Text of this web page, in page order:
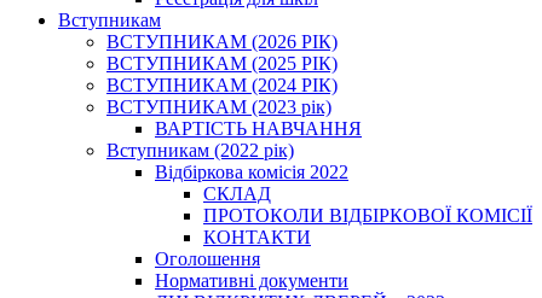
Вступникам
ВСТУПНИКАМ (2026 РІК)
ВСТУПНИКАМ (2025 РІК)
ВСТУПНИКАМ (2024 РІК)
ВСТУПНИКАМ (2023 рік)
ВАРТІСТЬ НАВЧАННЯ
Вступникам (2022 рік)
Відбіркова комісія 2022
СКЛАД
ПРОТОКОЛИ ВІДБІРКОВОЇ КОМІСІЇ
КОНТАКТИ
Оголошення
Нормативні документи